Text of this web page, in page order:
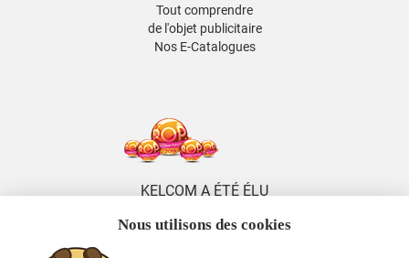
Tout comprendre
de l'objet publicitaire
Nos E-Catalogues
KELCOM A ÉTÉ ÉLU
DE L'ANNÉE
Nous utilisons des cookies